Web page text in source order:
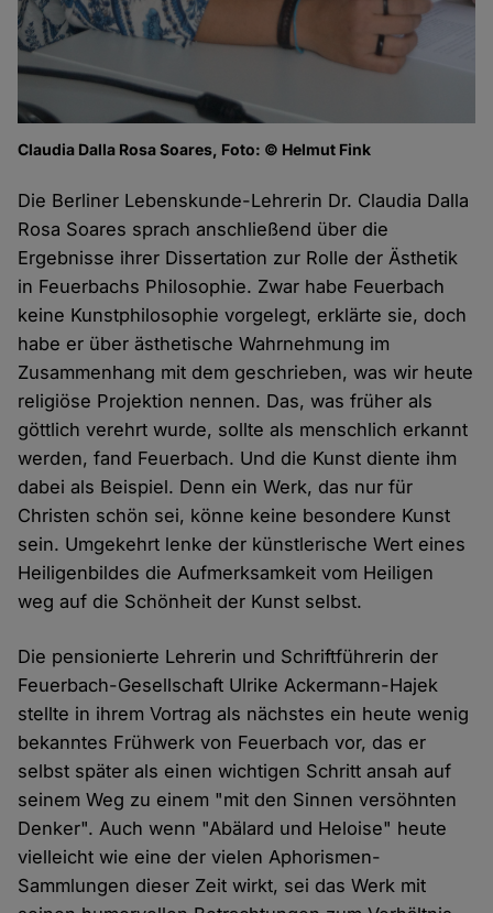
Claudia Dalla Rosa Soares, Foto: © Helmut Fink
Die Berliner Lebenskunde-Lehrerin Dr. Claudia Dalla
Rosa Soares sprach anschließend über die
Ergebnisse ihrer Dissertation zur Rolle der Ästhetik
in Feuerbachs Philosophie. Zwar habe Feuerbach
keine Kunstphilosophie vorgelegt, erklärte sie, doch
habe er über ästhetische Wahrnehmung im
Zusammenhang mit dem geschrieben, was wir heute
religiöse Projektion nennen. Das, was früher als
göttlich verehrt wurde, sollte als menschlich erkannt
werden, fand Feuerbach. Und die Kunst diente ihm
dabei als Beispiel. Denn ein Werk, das nur für
Christen schön sei, könne keine besondere Kunst
sein. Umgekehrt lenke der künstlerische Wert eines
Heiligenbildes die Aufmerksamkeit vom Heiligen
weg auf die Schönheit der Kunst selbst.
Die pensionierte Lehrerin und Schriftführerin der
Feuerbach-Gesellschaft Ulrike Ackermann-Hajek
stellte in ihrem Vortrag als nächstes ein heute wenig
bekanntes Frühwerk von Feuerbach vor, das er
selbst später als einen wichtigen Schritt ansah auf
seinem Weg zu einem "mit den Sinnen versöhnten
Denker". Auch wenn "Abälard und Heloise" heute
vielleicht wie eine der vielen Aphorismen-
Sammlungen dieser Zeit wirkt, sei das Werk mit